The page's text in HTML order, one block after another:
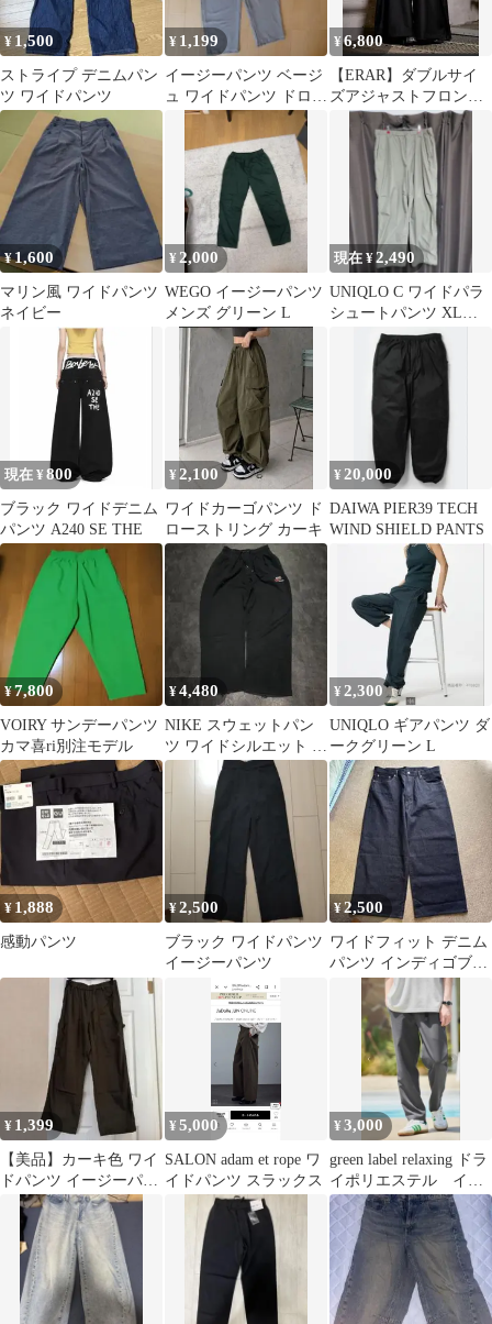
¥ 1,500
ストライプ デニムパン
ツ ワイドパンツ
¥ 1,199
イージーパンツ ベージ
ュ ワイドパンツ ドロー
ストリング
¥6,800
【ERAR】ダブルサイ
ズアジャストフロント
ワイドスラックスパン
¥1,600
マリン風 ワイドパンツ
ネイビー
¥ 2,000
WEGO イージーパンツ
メンズ グリーン L
現在 ¥2,490
UNIQLO C ワイドパラ
シュートパンツ XLサ
現在 ¥ 800
ブラック ワイドデニム
パンツ A240 SE THE
¥2,100
ワイドカーゴパンツ ド
ローストリング カーキ
¥ 20,000
DAIWA PIER39 TECH
WIND SHIELD PANTS
¥7,800
VOIRY サンデーパンツ
カマ喜ri別注モデル
¥4,480
NIKE スウェットパン
ツ ワイドシルエット M
刺繍ロゴ ブラック 黒
¥2,300
UNIQLO ギアパンツ ダ
ークグリーン L
¥ 1,888
感動パンツ
¥2,500
ブラック ワイドパンツ
イージーパンツ
¥2,500
ワイドフィット デニム
パンツ インディゴブル
¥ 1,399
【美品】カーキ色 ワイ
ドパンツ イージーパン
ツLサイズ
¥5,000
SALON adam et rope ワ
イドパンツ スラックス
¥3,000
green label relaxing ドラ
イポリエステル イー
ジーパンツ